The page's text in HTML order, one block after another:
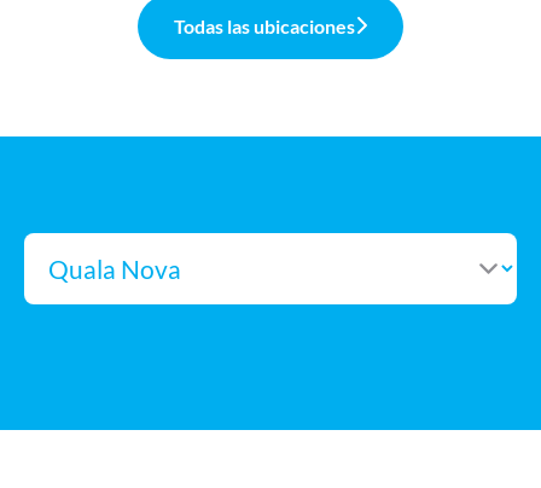
Todas las ubicaciones